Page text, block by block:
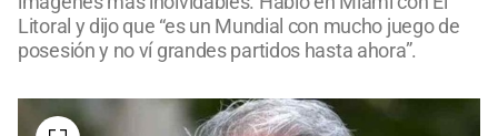
Litoral y dijo que “es un Mundial con mucho juego de
posesión y no ví grandes partidos hasta ahora”.